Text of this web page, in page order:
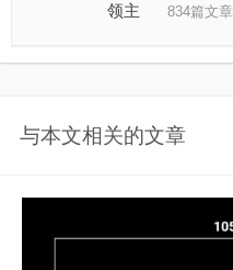
领主 834篇文章
与本文相关的文章